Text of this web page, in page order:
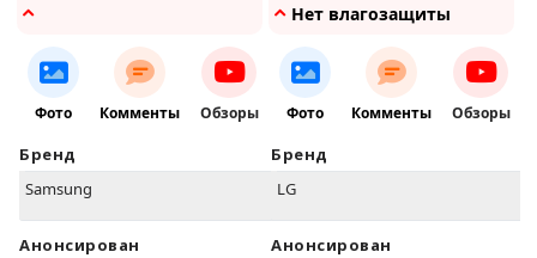
Фото Комменты Обзоры
Бренд
Samsung
Анонсирован
Нет влагозащиты
Фото Комменты Обзоры
Бренд
LG
Анонсирован